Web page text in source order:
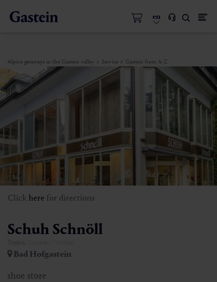
en
Alpine getaways in the Gastein valley Service Gastein from A-Z
Click here for directions
Schuh Schnöll
Bad Hofgastein
shoe store